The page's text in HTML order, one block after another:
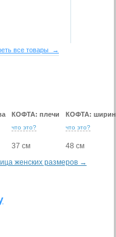
все товары →
КОФТА: плечи
что это?
КОФТА:
что это?
37 см
48 см
женских размеров →